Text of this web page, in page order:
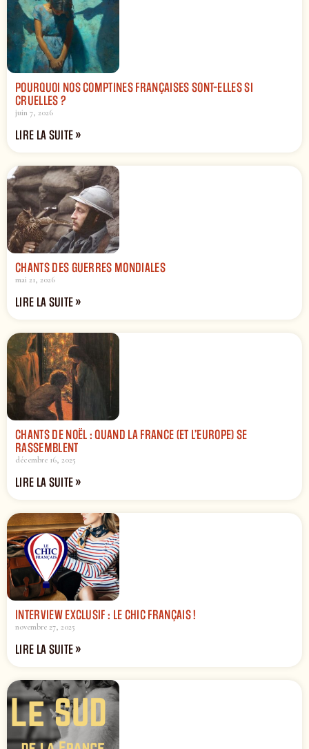
POURQUOI NOS COMPTINES FRANÇAISES SONT-ELLES SI
CRUELLES ?
juin 7, 2026
LIRE LA SUITE »
CHANTS DES GUERRES MONDIALES
mai 21, 2026
LIRE LA SUITE »
CHANTS DE NOËL : QUAND LA FRANCE (ET L’EUROPE) SE
RASSEMBLENT
décembre 16, 2025
LIRE LA SUITE »
INTERVIEW EXCLUSIF : LE CHIC FRANÇAIS !
novembre 27, 2025
LIRE LA SUITE »